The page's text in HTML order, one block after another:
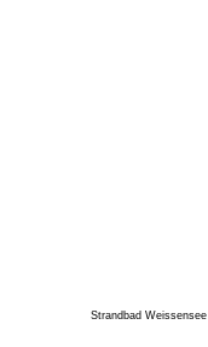
Strandbad Weissensee